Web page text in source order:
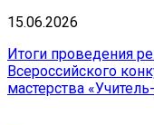
15.06.2026
Итоги проведения
Всероссийского
мастерства